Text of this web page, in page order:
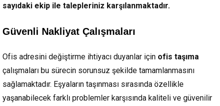
sayıdaki ekip ile talepleriniz karşılanmaktadır.
Güvenli Nakliyat Çalışmaları
Ofis adresini değiştirme ihtiyacı duyanlar için ofis taşıma
çalışmaları bu sürecin sorunsuz şekilde tamamlanmasını
sağlamaktadır. Eşyaların taşınması sırasında özellikle
yaşanabilecek farklı problemler karşısında kaliteli ve güvenilir